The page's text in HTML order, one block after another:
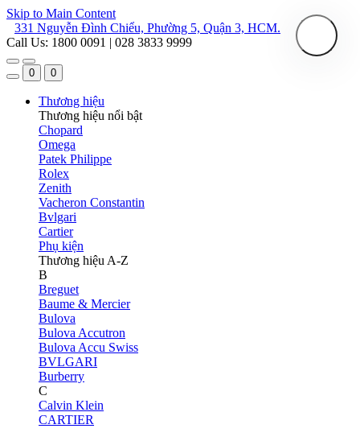
Skip to Main Content
331 Nguyễn Đình Chiểu, Phường 5, Quận 3, HCM.
Call Us: 1800 0091 | 028 3833 9999
0 0
Thương hiệu
Thương hiệu nổi bật
Chopard
Omega
Patek Philippe
Rolex
Zenith
Vacheron Constantin
Bvlgari
Cartier
Phụ kiện
Thương hiệu A-Z
B
Breguet
Baume & Mercier
Bulova
Bulova Accutron
Bulova Accu Swiss
BVLGARI
Burberry
C
Calvin Klein
CARTIER